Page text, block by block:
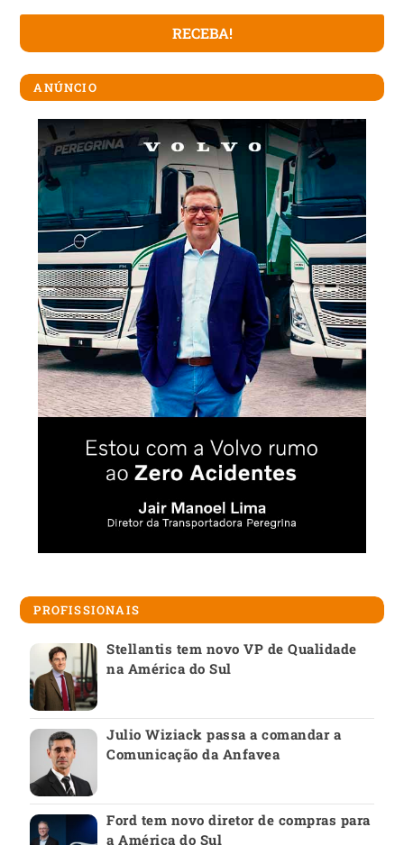
ANÚNCIO
PROFISSIONAIS
Stellantis tem novo VP de Qualidade
na América do Sul
Julio Wiziack passa a comandar a
Comunicação da Anfavea
Ford tem novo diretor de compras para
a América do Sul